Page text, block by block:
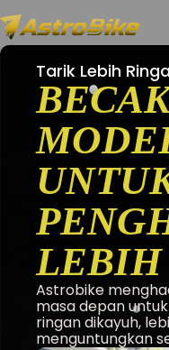
Tarik Lebih
LEBIH
Astrobike
masa depan
ringan dikayuh,
menguntungkan